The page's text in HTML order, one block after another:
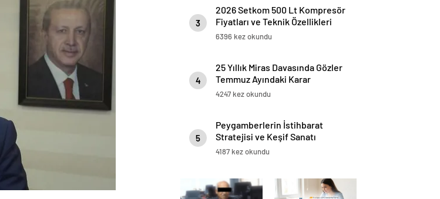
3
2026 Setkom 500 Lt Kompresör
Fiyatları ve Teknik Özellikleri
6396 kez okundu
4
25 Yıllık Miras Davasında Gözler
Temmuz Ayındaki Karar
Duruşmasına Çevrildi
4247 kez okundu
5
Peygamberlerin İstihbarat
Stratejisi ve Keşif Sanatı
4187 kez okundu